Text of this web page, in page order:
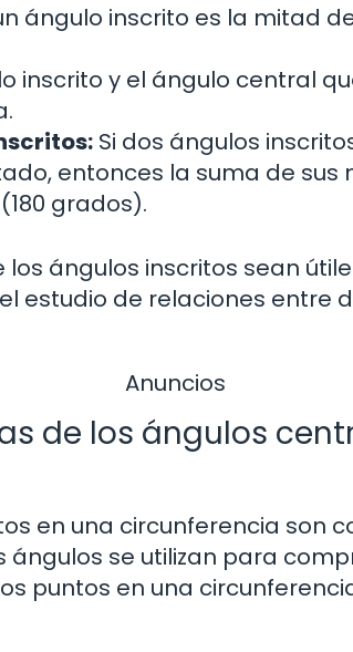
ángulo inscrito es la mitad
inscrito y el ángulo central
Si dos ángulos
entonces la suma de sus
grados).
ángulos inscritos sean
estudio de relaciones entre
Anuncios
de los ángulos
en una circunferencia son
ángulos se utilizan para
puntos en una